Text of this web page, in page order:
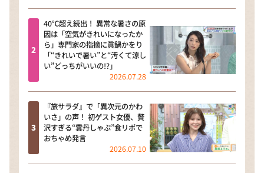
40℃超え続出！ 異常な暑さの原
因は「空気がきれいになったか
ら」専門家の指摘に眞鍋かをり
「“きれいで暑い”と“汚くて涼し
い”どっちがいいの!?」
2026.07.28
『旅サラダ』で「異次元のかわ
いさ」の声！ 初ゲスト女優、贅
沢すぎる“雲丹しゃぶ”食リポで
おちゃめ発言
2026.07.10